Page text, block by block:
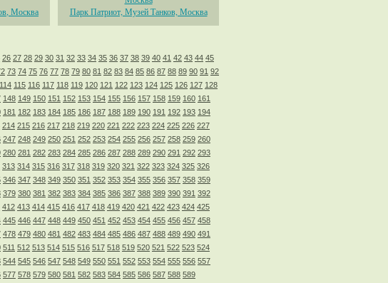
Москва Парк Патриот, Музей Танков, Москва
26 27 28 29 30 31 32 33 34 35 36 37 38 39 40 41 42 43 44 45
73 74 75 76 77 78 79 80 81 82 83 84 85 86 87 88 89 90 91 92
114 115 116 117 118 119 120 121 122 123 124 125 126 127 128
148 149 150 151 152 153 154 155 156 157 158 159 160 161
181 182 183 184 185 186 187 188 189 190 191 192 193 194
214 215 216 217 218 219 220 221 222 223 224 225 226 227
247 248 249 250 251 252 253 254 255 256 257 258 259 260
280 281 282 283 284 285 286 287 288 289 290 291 292 293
313 314 315 316 317 318 319 320 321 322 323 324 325 326
346 347 348 349 350 351 352 353 354 355 356 357 358 359
379 380 381 382 383 384 385 386 387 388 389 390 391 392
412 413 414 415 416 417 418 419 420 421 422 423 424 425
445 446 447 448 449 450 451 452 453 454 455 456 457 458
478 479 480 481 482 483 484 485 486 487 488 489 490 491
511 512 513 514 515 516 517 518 519 520 521 522 523 524
544 545 546 547 548 549 550 551 552 553 554 555 556 557
577 578 579 580 581 582 583 584 585 586 587 588 589